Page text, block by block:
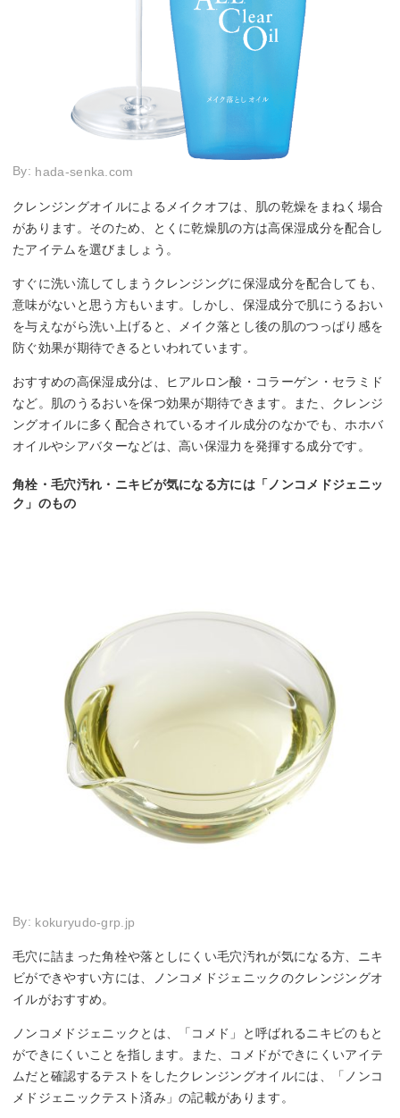
By: hada-senka.com
クレンジングオイルによるメイクオフは、肌の乾燥をまねく場合
があります。そのため、とくに乾燥肌の方は高保湿成分を配合し
たアイテムを選びましょう。
すぐに洗い流してしまうクレンジングに保湿成分を配合しても、
意味がないと思う方もいます。しかし、保湿成分で肌にうるおい
を与えながら洗い上げると、メイク落とし後の肌のつっぱり感を
防ぐ効果が期待できるといわれています。
おすすめの高保湿成分は、ヒアルロン酸・コラーゲン・セラミド
など。肌のうるおいを保つ効果が期待できます。また、クレンジ
ングオイルに多く配合されているオイル成分のなかでも、ホホバ
オイルやシアバターなどは、高い保湿力を発揮する成分です。
角栓・毛穴汚れ・ニキビが気になる方には「ノンコメドジェニッ
ク」のもの
By: kokuryudo-grp.jp
毛穴に詰まった角栓や落としにくい毛穴汚れが気になる方、ニキ
ビができやすい方には、ノンコメドジェニックのクレンジングオ
イルがおすすめ。
ノンコメドジェニックとは、「コメド」と呼ばれるニキビのもと
ができにくいことを指します。また、コメドができにくいアイテ
ムだと確認するテストをしたクレンジングオイルには、「ノンコ
メドジェニックテスト済み」の記載があります。